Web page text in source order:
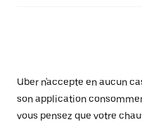
Uber n'accepte en aucun
son application
vous pensez que votre